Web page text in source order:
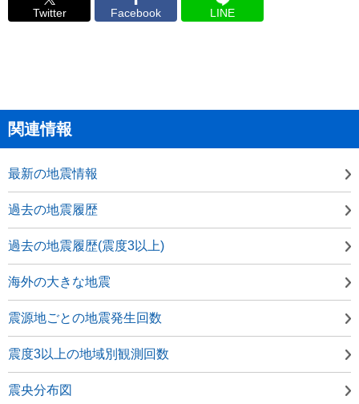
Twitter Facebook LINE
関連情報
最新の地震情報
過去の地震履歴
過去の地震履歴(震度3以上)
海外の大きな地震
震源地ごとの地震発生回数
震度3以上の地域別観測回数
震央分布図